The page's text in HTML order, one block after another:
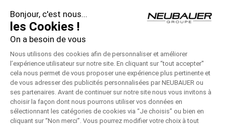
Profitez des Jours Hybrides Nissan !
Profitez des Jours Hybrides Nissan !
Jours Power d’Achats Nissan – Remise 10000 €
Jours Power d’Achats Nissan !
Bonjour, c'est nous...
les Cookies !
On a besoin de vous
Nous utilisons des cookies afin de personnaliser et améliorer
l’expérience utilisateur sur notre site. En cliquant sur “tout accepter''
cela nous permet de vous proposer une expérience plus pertinente et
de vous adresser des publicités personnalisées par NEUBAUER ou
ses partenaires. Avant de continuer sur notre site nous vous invitons à
choisir la façon dont nous pourrons utiliser vos données en
sélectionnant les catégories de cookies via “Je choisis” ou bien en
cliquant sur “Non merci”. Vous pourrez modifier votre choix à tout